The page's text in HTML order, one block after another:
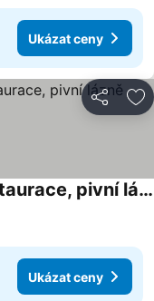
Ukázat ceny
Sdílet
Kyjovský pivovar - hotel, restaurace, pivní lázně
Ukázat ceny